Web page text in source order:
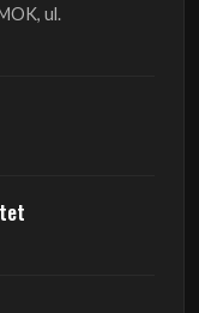
ul.